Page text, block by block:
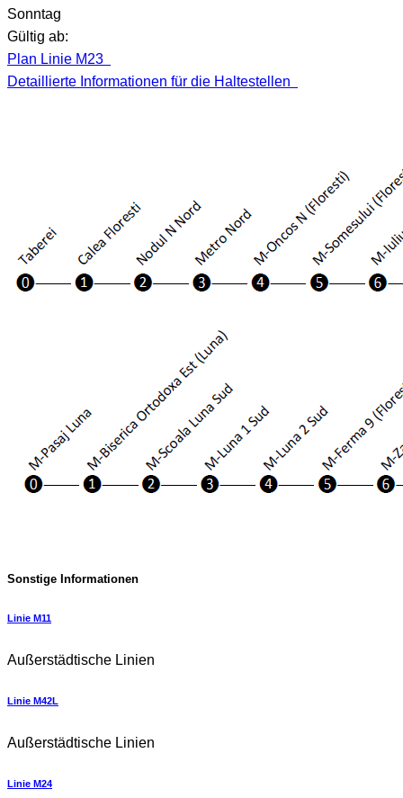
Sonntag
Gültig ab:
Plan Linie M23
Detaillierte Informationen für die Haltestellen
Sonstige Informationen
Linie M11
Außerstädtische Linien
Linie M42L
Außerstädtische Linien
Linie M24